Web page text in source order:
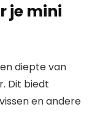
je mini
diepte van
Dit biedt
en andere